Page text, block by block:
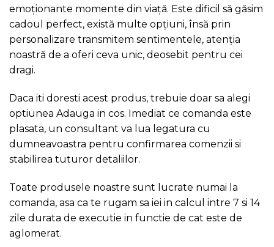
emoționante momente din viață. Este dificil să găsim
cadoul perfect, există multe opțiuni, însă prin
personalizare transmitem sentimentele, atenția
noastră de a oferi ceva unic, deosebit pentru cei
dragi.
Daca iti doresti acest produs, trebuie doar sa alegi
optiunea Adauga in cos. Imediat ce comanda este
plasata, un consultant va lua legatura cu
dumneavoastra pentru confirmarea comenzii si
stabilirea tuturor detaliilor.
Toate produsele noastre sunt lucrate numai la
comanda, asa ca te rugam sa iei in calcul intre 7 si 14
zile durata de executie in functie de cat este de
aglomerat.